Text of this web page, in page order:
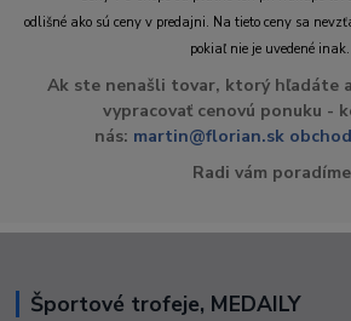
odlišné ako sú ceny v predajni. Na tieto ceny sa
pokiaľ nie je uvedené inak.
Ak ste nenašli tovar, ktorý hľadáte
vypracovať cenovú ponuku -
nás: martin@florian.sk
Radi vám poradíme
Športové trofeje, MEDAILY